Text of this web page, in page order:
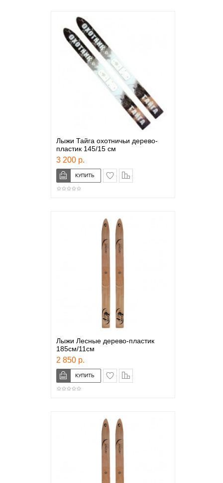
Лыжи Тайга охотничьи дерево-
пластик 145/15 см
3 200 р.
в закладки
Лыжи Лесные дерево-пластик
185см/11см
2 850 р.
в закладки